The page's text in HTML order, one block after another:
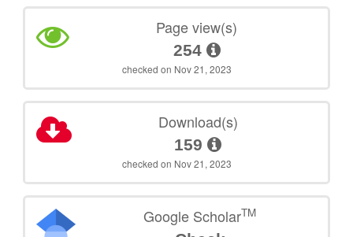
Page view(s)
254
checked on Nov 21, 2023
Download(s)
159
checked on Nov 21, 2023
Google ScholarTM